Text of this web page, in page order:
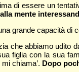
di essere un
mente
grande capacità di
che abbiamo udito
figlia con la sua
chiama’. Dopo